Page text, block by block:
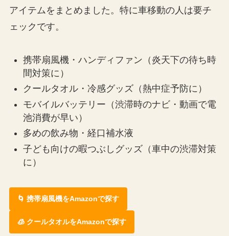
アイテムをまとめました。特に車移動の人は要チ
ェックです。
携帯扇風機・ハンディファン（炎天下の待ち時
間対策に）
クールタオル・冷感グッズ（熱中症予防に）
モバイルバッテリー（渋滞時のナビ・動画で電
池消費が早い）
多めの飲み物・経口補水液
子ども向けの暇つぶしグッズ（車中の渋滞対策
に）
🌀 携帯扇風機をAmazonで探す
🧊 クールタオルをAmazonで探す